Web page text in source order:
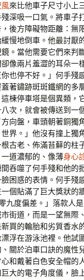
來比他車子尺寸小上
深吸一口氣。將車子
後方障礙物距離：無
慢地倒車。他最討厭
。當他需要它們來判
像兩片羞澀的耳朵一
也停不好。」何手殘
著鏽跡斑斑鐵網的多
棟停車塔是個異類，
次，就會被傳送到一
向盤，車頭朝著銅獨
界。」他沒有撞上獨
古老、佈滿苔蘚的柱
道濃郁的、像薄身心
吞噬了何手殘和他的
困惑的表情。何手殘
個貼滿了巨大獎狀的
度偏差。」落款人
街道，而是一望無際
買的輪胎和劣質香水
浮在游泳池裡。他試
關於泊車口訣的魔性
和戴著白色安全帽的
大的電子角度儀，臉